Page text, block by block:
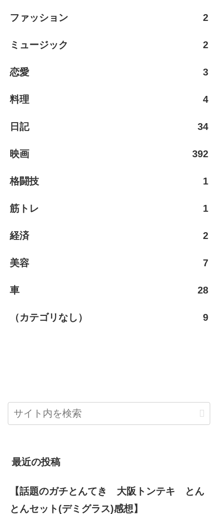
ファッション 2
ミュージック 2
恋愛 3
料理 4
日記 34
映画 392
格闘技 1
筋トレ 1
経済 2
美容 7
車 28
（カテゴリなし） 9
最近の投稿
【話題のガチとんてき 大阪トンテキ とん
とんセット(デミグラス)感想】